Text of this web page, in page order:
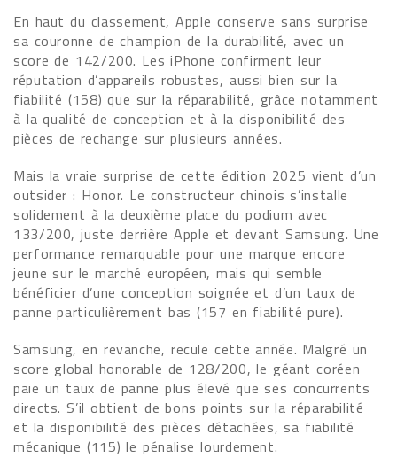
En haut du classement, Apple conserve sans surprise
sa couronne de champion de la durabilité, avec un
score de 142/200. Les iPhone confirment leur
réputation d’appareils robustes, aussi bien sur la
fiabilité (158) que sur la réparabilité, grâce notamment
à la qualité de conception et à la disponibilité des
pièces de rechange sur plusieurs années.
Mais la vraie surprise de cette édition 2025 vient d’un
outsider : Honor. Le constructeur chinois s’installe
solidement à la deuxième place du podium avec
133/200, juste derrière Apple et devant Samsung. Une
performance remarquable pour une marque encore
jeune sur le marché européen, mais qui semble
bénéficier d’une conception soignée et d’un taux de
panne particulièrement bas (157 en fiabilité pure).
Samsung, en revanche, recule cette année. Malgré un
score global honorable de 128/200, le géant coréen
paie un taux de panne plus élevé que ses concurrents
directs. S’il obtient de bons points sur la réparabilité
et la disponibilité des pièces détachées, sa fiabilité
mécanique (115) le pénalise lourdement.